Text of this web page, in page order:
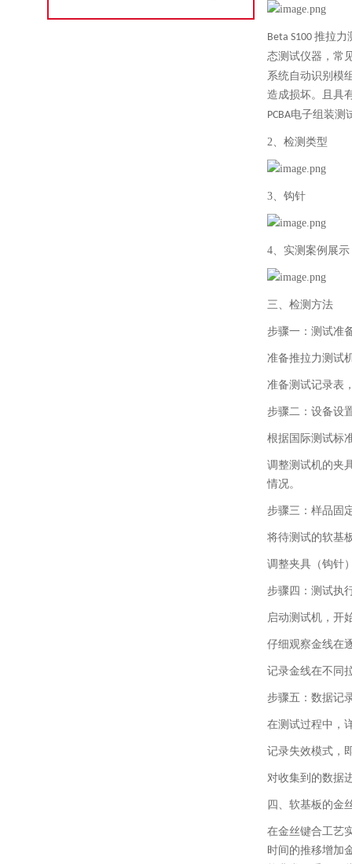
Beta S100 推拉力
态测试仪器，常
系统自动识别模
造成损坏。且具
PCBA电子组装测
2、 检测类型
3、 钩针
4、 实测案例展示
三、 检测方法
步骤一：测试准
准备推拉力测试
准备测试记录表
步骤二：设备设
根据国际测试标
调整测试机的夹
情况。
步骤三：样品固
将待测试的软基
调整夹具（钩针
步骤四：测试执
启动测试机，开
仔细观察金线在
记录金线在不同
步骤五：数据记
在测试过程中，
记录失效模式，
对收集到的数据
四、 软基板的金
在金丝键合工艺
时间的推移增加